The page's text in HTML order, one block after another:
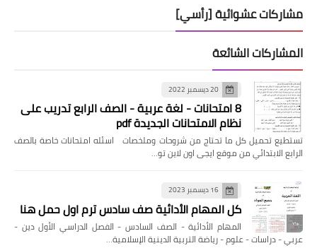
مشاركات عشوائية [رأسي]
المشاركات الشائعة
20 ديسمبر 2022
8 امتحانات - لغة عربية - الصف الرابع تدريب على
نظام الامتحانات الجديدة pdf
تستطيع تحميل كل ما تحتاج من شروحات وملخصات اسئله امتحانات خاصة بالصف
الرابع الابتدائي من موقع ايجى اون لاين تو…
16 ديسمبر 2023
كل المهام الأدائية صف سادس ترم اول حمل هنا
المهام الأدائية - الصف السادس - الفصل الدراسي الأول دين -
عربي - دراسات - علوم - رياضة التربية الدينية الإسلامية…